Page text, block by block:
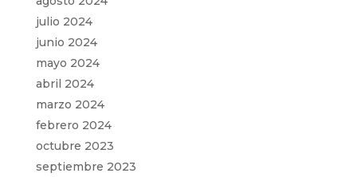
julio 2024
junio 2024
mayo 2024
abril 2024
marzo 2024
febrero 2024
octubre 2023
septiembre 2023